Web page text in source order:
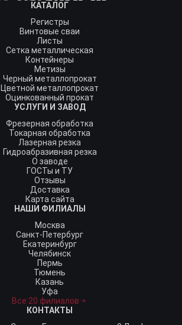
КАТАЛОГ
Регистры
Винтовые сваи
Листы
Сетка металлическая
Контейнеры
Метизы
Черный металлопрокат
Цветной металлопрокат
Оцинкованный прокат
УСЛУГИ И ЗАВОД
Фрезерная обработка
Токарная обработка
Лазерная резка
Гидроабразивная резка
О заводе
ГОСТы и ТУ
Отзывы
Доставка
Карта сайта
НАШИ ФИЛИАЛЫ
Москва
Санкт-Петербург
Екатеринбург
Челябинск
Пермь
Тюмень
Казань
Уфа
Все 20 филиалов
КОНТАКТЫ